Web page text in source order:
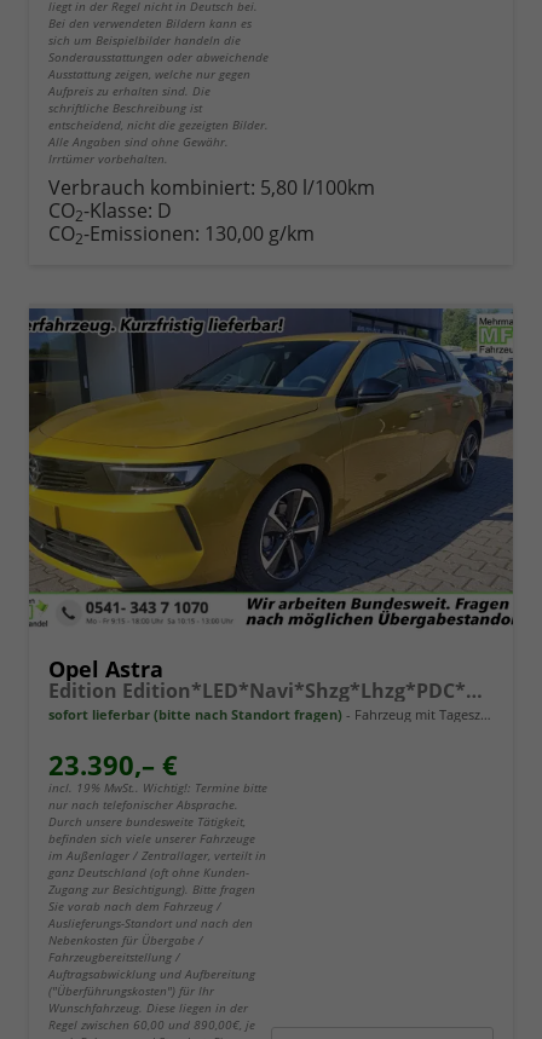
liegt in der Regel nicht in Deutsch bei.
Bei den verwendeten Bildern kann es
sich um Beispielbilder handeln die
Sonderausstattungen oder abweichende
Ausstattung zeigen, welche nur gegen
Aufpreis zu erhalten sind. Die
schriftliche Beschreibung ist
entscheidend, nicht die gezeigten Bilder.
Alle Angaben sind ohne Gewähr.
Irrtümer vorbehalten.
Verbrauch kombiniert: 5,80 l/100km
CO2-Klasse: D
CO2-Emissionen: 130,00 g/km
Opel Astra
Edition Edition*LED*Navi*Shzg*Lhzg*PDC*Cam*17Zoll*
sofort lieferbar (bitte nach Standort fragen) Fahrzeug mit Tageszulassung
23.390,– €
incl. 19% MwSt.. Wichtig!: Termine bitte
nur nach telefonischer Absprache.
Durch unsere bundesweite Tätigkeit,
befinden sich viele unserer Fahrzeuge
im Außenlager / Zentrallager, verteilt in
ganz Deutschland (oft ohne Kunden-
Zugang zur Besichtigung). Bitte fragen
Sie vorab nach dem Fahrzeug /
Auslieferungs-Standort und nach den
Nebenkosten für Übergabe /
Fahrzeugbereitstellung /
Auftragsabwicklung und Aufbereitung
("Überführungskosten") für Ihr
Wunschfahrzeug. Diese liegen in der
Regel zwischen 60,00 und 890,00€, je